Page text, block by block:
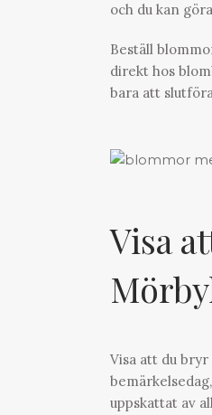
och du kan
Beställ
direkt hos
bara att
Visa
Visa att du
uppskattat av